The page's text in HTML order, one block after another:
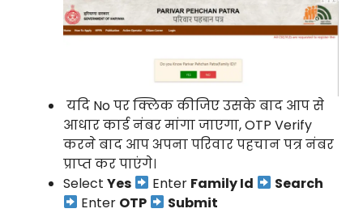
यदि No पर क्लिक कीजिए उसके बाद आप से
आधार कार्ड नंबर मांगा जाएगा, OTP Verify
करने बाद आप अपना परिवार पहचान पत्र नंबर
प्राप्त कर पाएंगे।
Select Yes Enter Family Id
Search
Enter OTP Submit